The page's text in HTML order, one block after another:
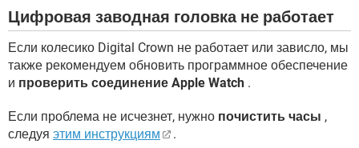
Цифровая заводная головка не работает
Если колесико Digital Crown не работает или зависло, мы
также рекомендуем обновить программное обеспечение
и проверить соединение Apple Watch .
Если проблема не исчезнет, ​​нужно почистить часы ,
следуя этим инструкциям .